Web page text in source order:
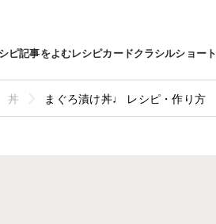
ピ記事をよむレシピカードクラシルショート
丼 まぐろ漬け丼♩ レシピ・作り方